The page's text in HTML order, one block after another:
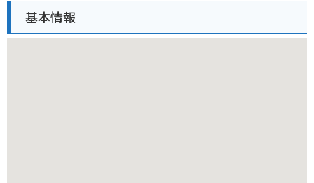
特に、芳賀町は梨の産地として知られており、旬の時期には、
みずみずしい梨を味わうことができます。
基本情報